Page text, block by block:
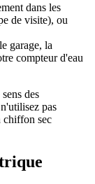
dans les
de visite), ou
garage, la
compteur d'eau
des
pas
chiffon sec